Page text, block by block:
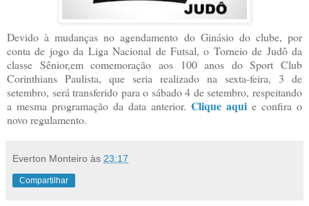
Devido à mudanças no agendamento do Ginásio do clube, por
conta de jogo da Liga Nacional de Futsal, o Torneio de Judô da
classe Sênior,em comemoração aos 100 anos do Sport Club
Corinthians Paulista, que seria realizado na sexta-feira, 3 de
setembro, será transferido para o sábado 4 de setembro, respeitando
a mesma programação da data anterior. Clique aqui e confira o
novo regulamento.
Everton Monteiro às 23:17
Compartilhar